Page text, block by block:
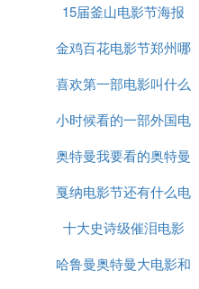
影
15届釜山电影节海报
金鸡百花电影节郑州哪
里
喜欢第一部电影叫什么
名字
小时候看的一部外国电
影红伞
奥特曼我要看的奥特曼
奥特曼大电影
戛纳电影节还有什么电
影节
十大史诗级催泪电影
哈鲁曼奥特曼大电影和